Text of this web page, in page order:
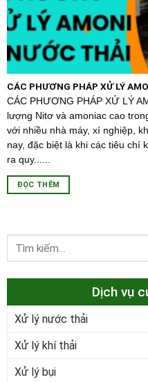
CÁC PHƯƠNG PHÁP XỬ LÝ
CÁC PHƯƠNG PHÁP XỬ LÝ
lượng Nitơ và amoniac cao
với nhiều nhà máy, xí nghiệp,
nay, đặc biệt là khi các tiêu chí
ra quy......
ĐỌC THÊM
Dịch vụ
Xử lý nước thải
Xử lý khí thải
Xử lý bụi